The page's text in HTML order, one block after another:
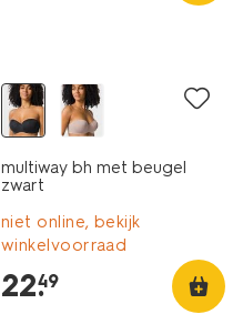
multiway bh met beugel
zwart
niet online, bekijk
winkelvoorraad
22.
49